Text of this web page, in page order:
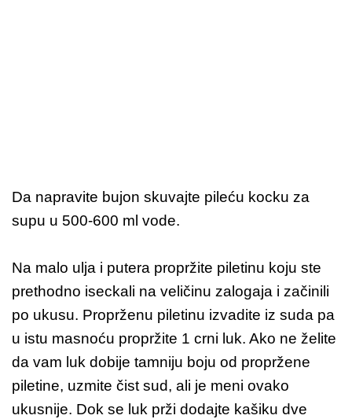
Da napravite bujon skuvajte pileću kocku za
supu u 500-600 ml vode.
Na malo ulja i putera propržite piletinu koju ste
prethodno iseckali na veličinu zalogaja i začinili
po ukusu. Proprženu piletinu izvadite iz suda pa
u istu masnoću propržite 1 crni luk. Ako ne želite
da vam luk dobije tamniju boju od propržene
piletine, uzmite čist sud, ali je meni ovako
ukusnije. Dok se luk prži dodajte kašiku dve